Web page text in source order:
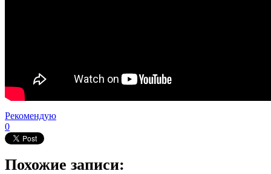
Рекомендую
0
Похожие записи: